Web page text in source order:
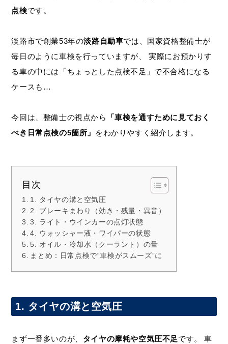
点検です。
淡路市で創業53年の淡路自動車では、国家資格整備士が
毎日のように車検を行っていますが、 実際にお預かりす
る車の中には「ちょっとした点検不足」で不合格になる
ケースも…
今回は、整備士の視点から
「車検を通すために見ておく
べき日常点検の5箇所」
をわかりやすく紹介します。
目次
1. タイヤの溝と空気圧
2. ブレーキまわり（効き・残量・異音）
3. ライト・ウインカーの点灯状態
4. ウォッシャー液・ワイパーの状態
5. オイル・冷却水（クーラント）の量
まとめ：日常点検で“車検がスムーズ”に
1. タイヤの溝と空気圧
まず一番多いのが、 タイヤの摩耗や空気圧不足です。 車